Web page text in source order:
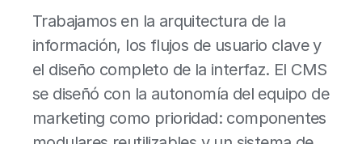
Trabajamos en la arquitectura de la
información, los flujos de usuario clave y
el diseño completo de la interfaz. El CMS
se diseñó con la autonomía del equipo de
marketing como prioridad: componentes